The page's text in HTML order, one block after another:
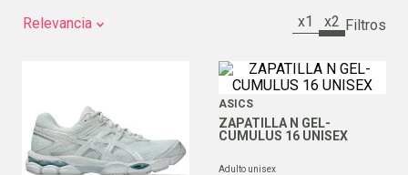
Relevancia x1 x2
ASICS
ZAPATILLA N GEL-
CUMULUS 16 UNISEX
adulto unisex